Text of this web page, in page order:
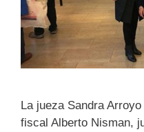
La jueza Sandra
fiscal Alberto Nisman,